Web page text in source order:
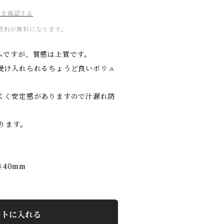
確認する
が無料になります。
すが、質感は上質です。
入れられるちょうど良いボリュ
く安定感がありますので汁漏れ防
す。
40mm
に入れる